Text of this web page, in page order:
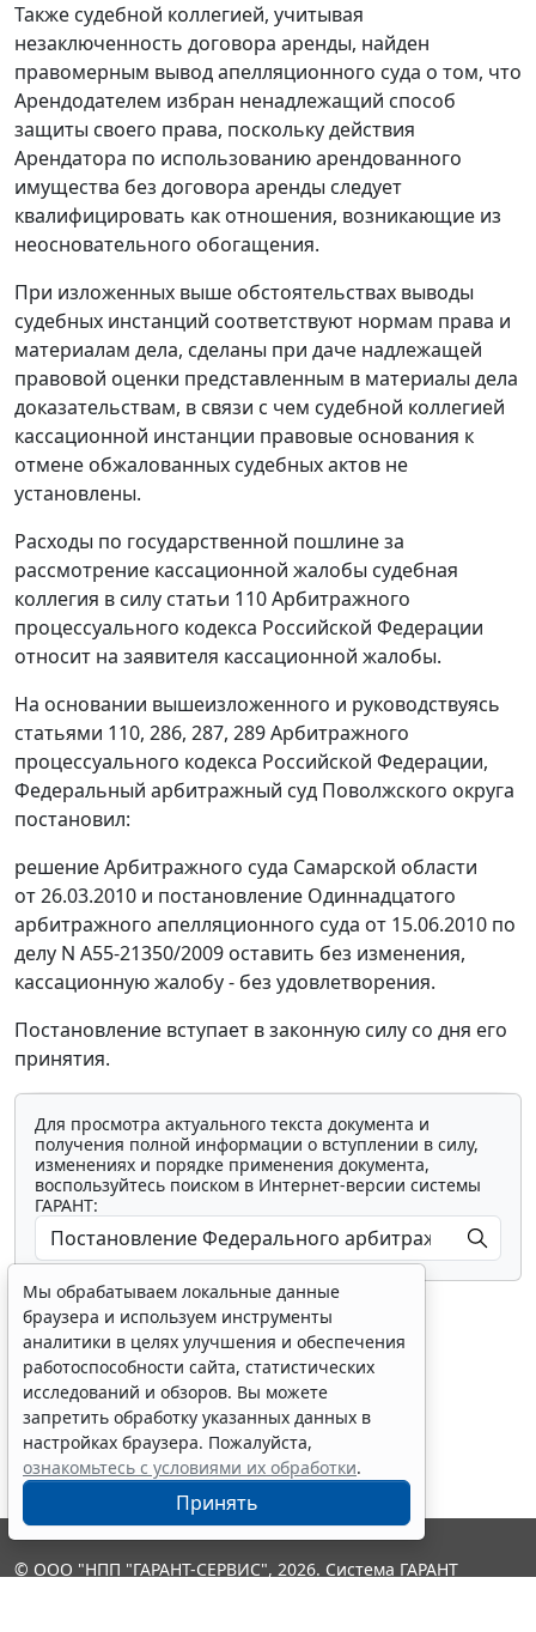
Также судебной коллегией, учитывая
незаключенность договора аренды, найден
правомерным вывод апелляционного суда о том, что
Арендодателем избран ненадлежащий способ
защиты своего права, поскольку действия
Арендатора по использованию арендованного
имущества без договора аренды следует
квалифицировать как отношения, возникающие из
неосновательного обогащения.
При изложенных выше обстоятельствах выводы
судебных инстанций соответствуют нормам права и
материалам дела, сделаны при даче надлежащей
правовой оценки представленным в материалы дела
доказательствам, в связи с чем судебной коллегией
кассационной инстанции правовые основания к
отмене обжалованных судебных актов не
установлены.
Расходы по государственной пошлине за
рассмотрение кассационной жалобы судебная
коллегия в силу статьи 110Арбитражного
процессуального кодекса Российской Федерации
относит на заявителя кассационной жалобы.
На основании вышеизложенного и руководствуясь
статьями 110, 286, 287, 289Арбитражного
процессуального кодекса Российской Федерации,
Федеральный арбитражный суд Поволжского округа
постановил:
решение Арбитражного суда Самарской области
от 26.03.2010 и постановление Одиннадцатого
арбитражного апелляционного суда от 15.06.2010 по
делу N А55-21350/2009 оставить без изменения,
кассационную жалобу - без удовлетворения.
Постановление вступает в законную силу со дня его
принятия.
Для просмотра актуального текста документа и
получения полной информации о вступлении в силу,
изменениях и порядке применения документа,
воспользуйтесь поиском в Интернет-версии системы
ГАРАНТ:
Показать все материалы
Мы обрабатываем локальные данные
браузера и используем инструменты
аналитики в целях улучшения и обеспечения
работоспособности сайта, статистических
исследований и обзоров. Вы можете
запретить обработку указанных данных в
настройках браузера. Пожалуйста,
ознакомьтесь с условиями их обработки.
Принять
© ООО "НПП "ГАРАНТ-СЕРВИС", 2026. Система ГАРАНТ